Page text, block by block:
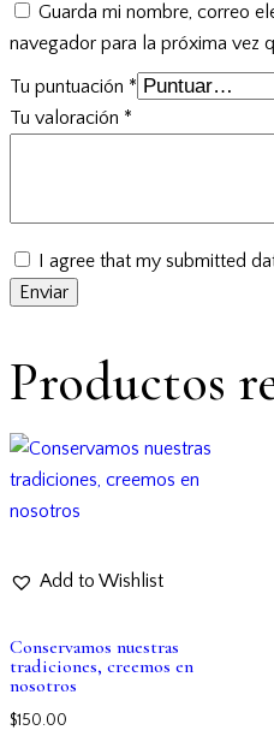
Guarda mi nombre, correo
navegador para la próxima vez
Tu puntuación *
Tu valoración *
I agree that my submitted
Productos
Add to Wishlist
Conservamos nuestras
tradiciones, creemos en
nosotros
$150.00